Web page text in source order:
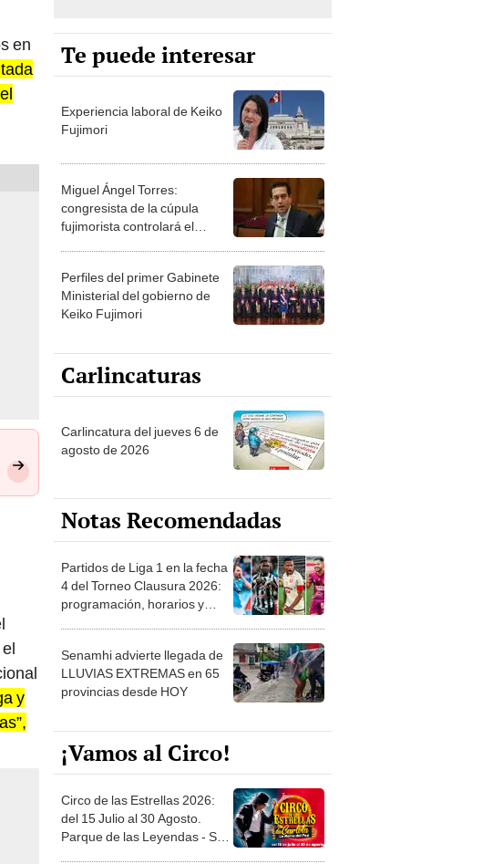
en
y
Te puede interesar
Experiencia laboral de Keiko
Fujimori
Miguel Ángel Torres:
congresista de la cúpula
fujimorista controlará el
Perfiles del primer Gabinete
Ministerial del gobierno de
Keiko Fujimori
Carlincaturas
Carlincatura del jueves 6 de
agosto de 2026
Notas Recomendadas
Partidos de Liga 1 en la fecha
4 del Torneo Clausura 2026:
programación, horarios y
Senamhi advierte llegada de
LLUVIAS EXTREMAS en 65
provincias desde HOY
¡Vamos al Circo!
Circo de las Estrellas 2026:
del 15 Julio al 30 Agosto.
Parque de las Leyendas - San